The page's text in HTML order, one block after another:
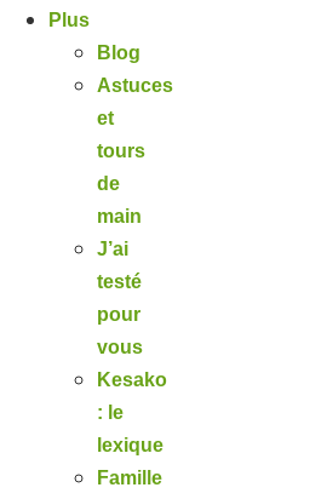
Plus
Blog
Astuces
et
tours
de
main
J’ai
testé
pour
vous
Kesako
: le
lexique
Famille